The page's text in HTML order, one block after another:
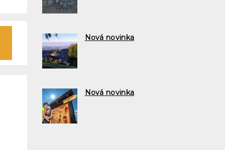
Nová novinka
Nová novinka